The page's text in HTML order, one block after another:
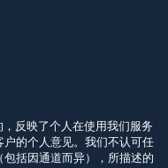
反映了个人在使用我们服务
户的个人意见。我们不认可任
括因通道而异），所描述的